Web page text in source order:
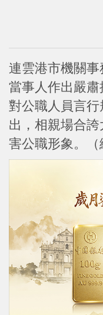
連雲港市機關
當事人作出嚴
對公職人員言
出，相親場合
害公職形象。（